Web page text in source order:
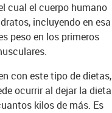
cual el cuerpo humano
incluyendo en esa
peso en los primeros
con este tipo de dietas,
ocurrir al dejar la dieta
kilos de más. Es